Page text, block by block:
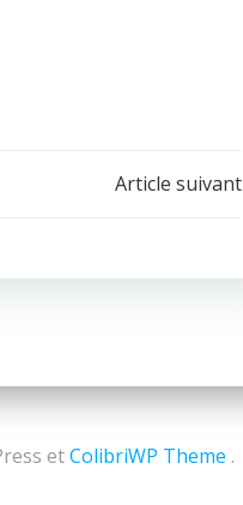
Article suivant
etColibriWP Theme .